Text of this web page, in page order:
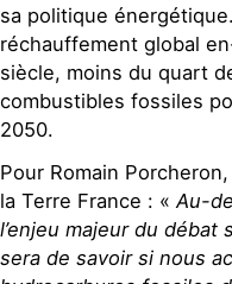
sa politique
réchauffement global
siècle, moins du quart
combustibles fossiles
2050.
Pour Romain
la Terre France : « Au-
l’enjeu majeur du
sera de savoir si nous